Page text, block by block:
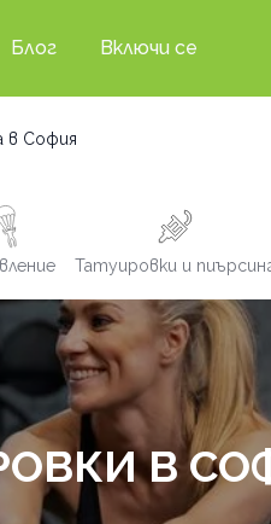
Блог Включи се
в София
Татуировки и
В